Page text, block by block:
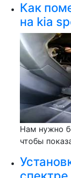
Как
на kia
Нам нужно
чтобы